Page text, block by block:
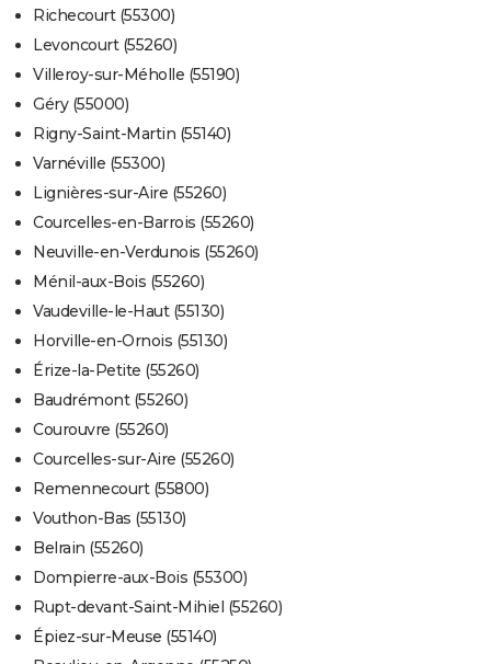
Richecourt (55300)
Levoncourt (55260)
Villeroy-sur-Méholle (55190)
Géry (55000)
Rigny-Saint-Martin (55140)
Varnéville (55300)
Lignières-sur-Aire (55260)
Courcelles-en-Barrois (55260)
Neuville-en-Verdunois (55260)
Ménil-aux-Bois (55260)
Vaudeville-le-Haut (55130)
Horville-en-Ornois (55130)
Érize-la-Petite (55260)
Baudrémont (55260)
Courouvre (55260)
Courcelles-sur-Aire (55260)
Remennecourt (55800)
Vouthon-Bas (55130)
Belrain (55260)
Dompierre-aux-Bois (55300)
Rupt-devant-Saint-Mihiel (55260)
Épiez-sur-Meuse (55140)